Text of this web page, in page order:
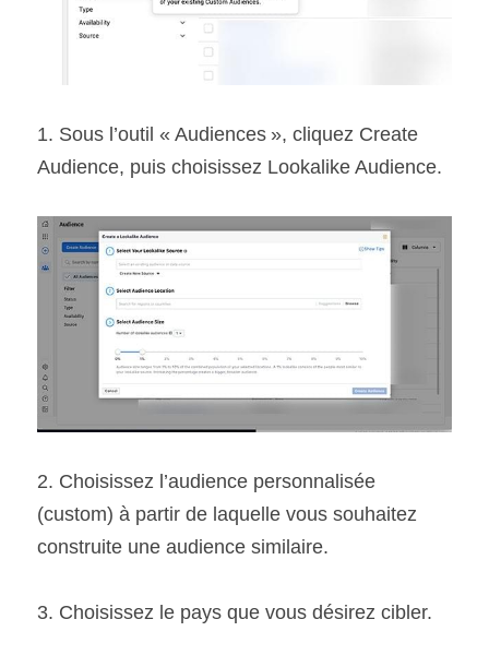
1. Sous l’outil « Audiences », cliquez Create
Audience, puis choisissez Lookalike Audience.
2. Choisissez l’audience personnalisée
(custom) à partir de laquelle vous souhaitez
construite une audience similaire.
3. Choisissez le pays que vous désirez cibler.